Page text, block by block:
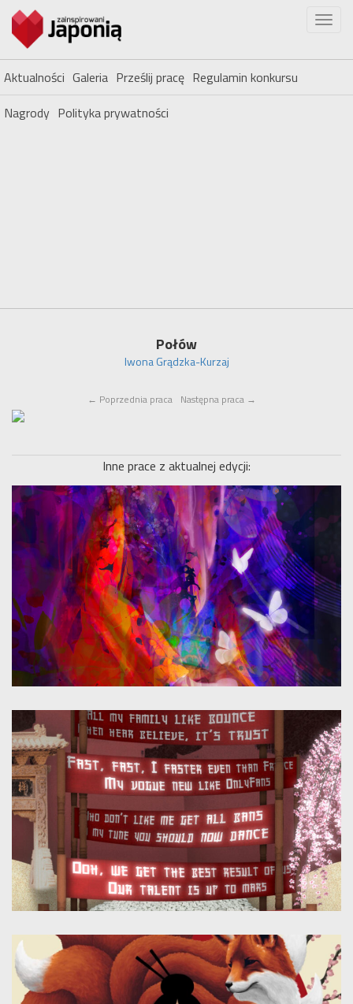
Aktualności Galeria Prześlij pracę Regulamin konkursu
Nagrody Polityka prywatności
Połów
Iwona Grądzka-Kurzaj
← Poprzednia praca Następna praca →
Inne prace z aktualnej edycji: